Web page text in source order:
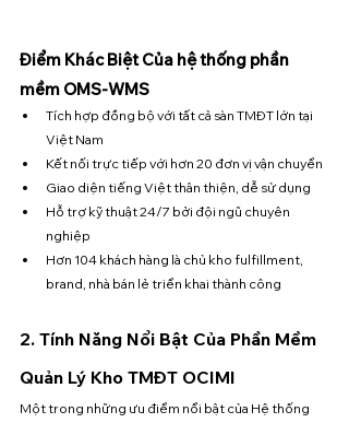
Điểm Khác Biệt Của hệ thống phần
mềm OMS-WMS
Tích hợp đồng bộ với tất cả sàn TMĐT lớn tại
Việt Nam
Kết nối trực tiếp với hơn 20 đơn vị vận chuyển
Giao diện tiếng Việt thân thiện, dễ sử dụng
Hỗ trợ kỹ thuật 24/7 bởi đội ngũ chuyên
nghiệp
Hơn 104 khách hàng là chủ kho fulfillment,
brand, nhà bán lẻ triển khai thành công
2. Tính Năng Nổi Bật Của Phần Mềm
Quản Lý Kho TMĐT OCIMI
Một trong những ưu điểm nổi bật của Hệ thống